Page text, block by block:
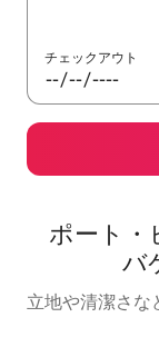
チェックアウト
ポート・
バ⁠
立地や清潔さな